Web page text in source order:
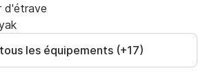
d'étrave
les équipements (+17)